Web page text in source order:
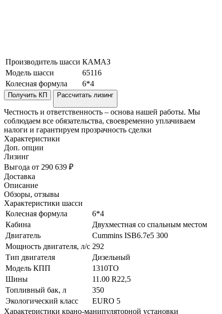
Производитель шасси КАМАЗ
Модель шасси
65116
Колесная формула
6*4
Получить КП Рассчитать лизинг
Честность и ответственность – основа нашей работы. Мы
соблюдаем все обязательства, своевременно уплачиваем
налоги и гарантируем прозрачность сделки
Характеристики
Доп. опции
Лизинг
Выгода от 290 639 ₽
Доставка
Описание
Обзоры, отзывы
Характеристики шасси
Колесная формула
6*4
Кабина
Двухместная со спальным местом
Двигатель
Cummins ISB6.7e5 300
Мощность двигателя, л/с 292
Тип двигателя
Дизельный
Модель КПП
1310TO
Шины
11.00 R22,5
Топливный бак, л
350
Экологический класс
EURO 5
Характеристики крано-манипуляторной установки